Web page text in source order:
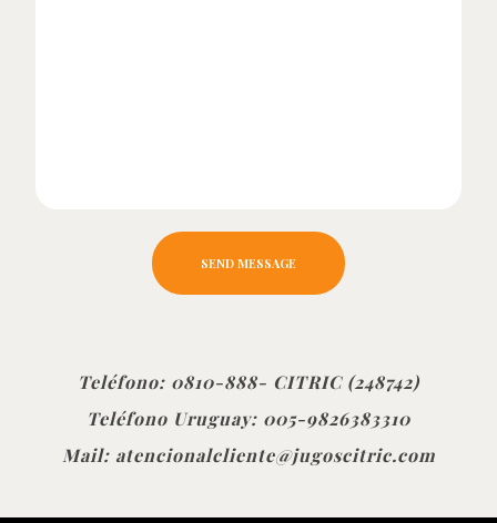
SEND MESSAGE
Teléfono: 0810-888- CITRIC (248742)
Teléfono Uruguay: 005-9826383310
Mail: atencionalcliente@jugoscitric.com